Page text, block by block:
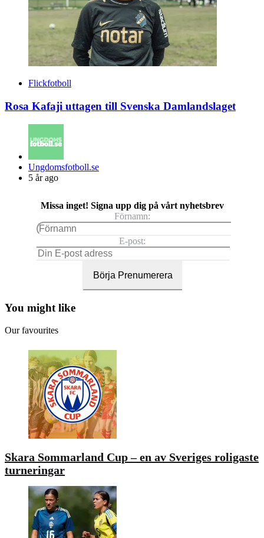
Flickfotboll
Rosa Kafaji uttagen till Svenska Damlandslaget
Posted
by
Ungdomsfotboll.se
5 år ago
Missa inget! Signa upp dig på vårt nyhetsbrev
Förnamn:
E-post:
You might like
Our favourites
Skara Sommarland Cup – en av Sveriges roligaste
turneringar